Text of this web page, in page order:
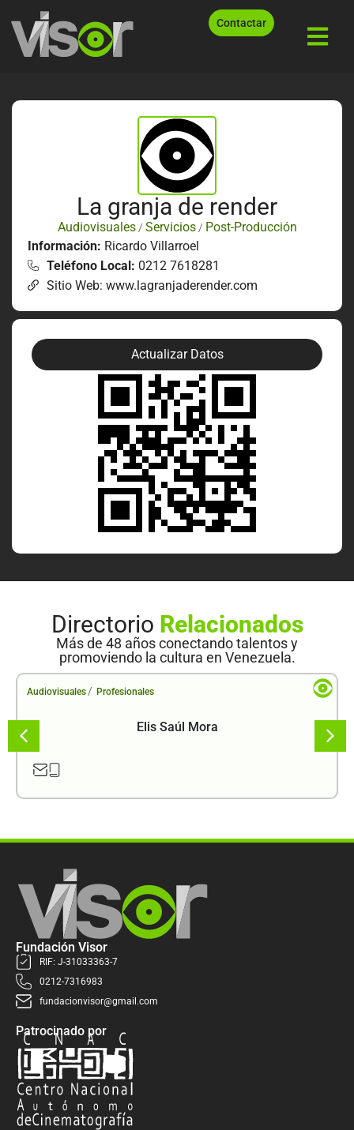
Contactar
La granja de render
Audiovisuales/ Servicios/ Post-Producción
Información: Ricardo Villarroel
Teléfono Local: 0212 7618281
Sitio Web: www.lagranjaderender.com
Actualizar Datos
Directorio Relacionados
Más de 48 años conectando talentos y
promoviendo la cultura en Venezuela.
Audiovisuales / Profesionales
Elis Saúl Mora
Fundación Visor
RIF: J-31033363-7
0212-7316983
fundacionvisor@gmail.com
Patrocinado por